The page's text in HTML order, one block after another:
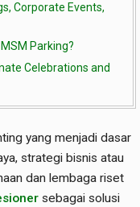
Corporate Events,
Parking?
Celebrations and
yang menjadi dasar
strategi bisnis atau
dan lembaga riset
sebagai solusi